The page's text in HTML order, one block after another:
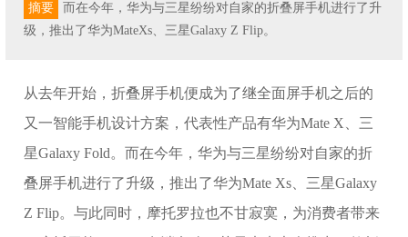
摘要
而在今年，华为与三星纷纷对自家的折叠屏手机进行了升
级，推出了华为MateXs、三星Galaxy Z Flip。
从去年开始，折叠屏手机便成为了继全面屏手机之后的
又一智能手机设计方案，代表性产品有华为Mate X、三
星Galaxy Fold。而在今年，华为与三星纷纷对自家的折
叠屏手机进行了升级，推出了华为Mate Xs、三星Galaxy
Z Flip。与此同时，摩托罗拉也不甘寂寞，为消费者带来